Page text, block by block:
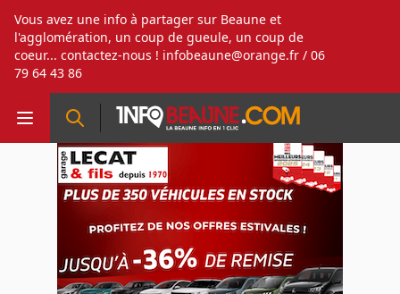
Vous avez une info à partager sur Beaune et
l'agglomération, un coup de gueule, un coup de
coeur... contactez-nous ! infobeaune@orange.fr / 06
79 64 43 86